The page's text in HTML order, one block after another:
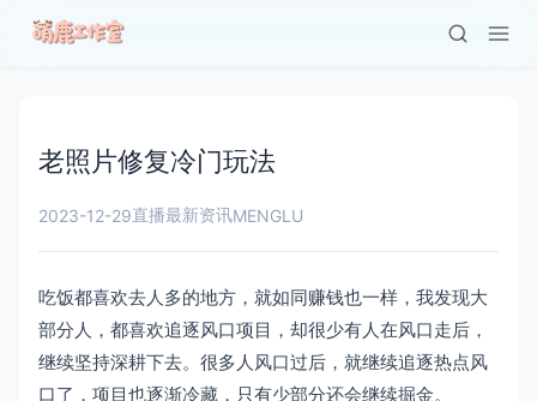
老照片修复冷门玩法
2023-12-29直播最新资讯MENGLU
吃饭都喜欢去人多的地方，就如同赚钱也一样，我发现大
部分人，都喜欢追逐风口项目，却很少有人在风口走后，
继续坚持深耕下去。很多人风口过后，就继续追逐热点风
口了，项目也逐渐冷藏，只有少部分还会继续掘金。